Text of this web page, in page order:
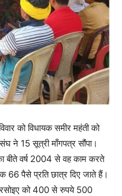
को विधायक समीर महंती को
ने 15 सूत्री माँगपत्र सौंपा।
बीते वर्ष 2004 से वह काम करते
पैसे प्रति छात्र दिए जाते हैं।
को 400 से रुपये 500